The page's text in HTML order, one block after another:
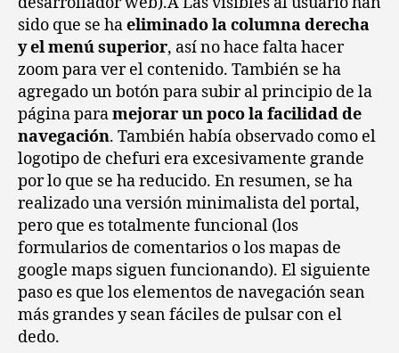
sido que se haeliminado la columna derecha
y el menú superior, así no hace falta hacer
zoom para ver el contenido. También se ha
agregado un botón para subir al principio de la
página paramejorar un poco la facilidad de
navegación. También había observado como el
logotipo de chefuri era excesivamente grande
por lo que se ha reducido. En resumen, se ha
realizado una versión minimalista del portal,
pero que es totalmente funcional (los
formularios de comentarios o los mapas de
google maps siguen funcionando). El siguiente
paso es que los elementos de navegación sean
más grandes y sean fáciles de pulsar con el
dedo.